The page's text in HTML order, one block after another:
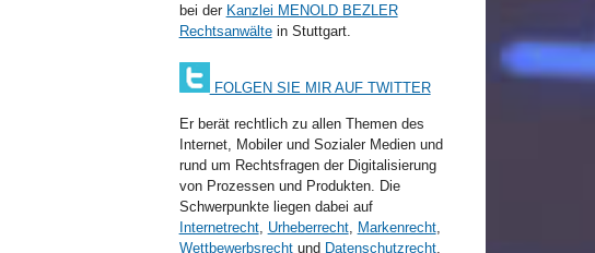
bei der Kanzlei MENOLD BEZLER
Rechtsanwältein Stuttgart.
FOLGEN SIE MIR AUF TWITTER
Er berät rechtlich zu allen Themen des
Internet, Mobiler und Sozialer Medien und
rund um Rechtsfragen der Digitalisierung
von Prozessen und Produkten. Die
Schwerpunkte liegen dabei auf
Internetrecht, Urheberrecht, Markenrecht,
Wettbewerbsrechtund Datenschutzrecht,